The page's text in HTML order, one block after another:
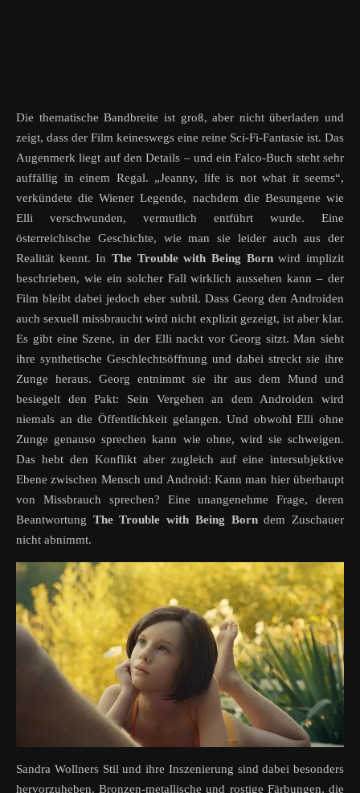
Die thematische Bandbreite ist groß, aber nicht überladen und
zeigt, dass der Film keineswegs eine reine Sci-Fi-Fantasie ist. Das
Augenmerk liegt auf den Details – und ein Falco-Buch steht sehr
auffällig in einem Regal. „Jeanny, life is not what it seems“,
verkündete die Wiener Legende, nachdem die Besungene wie
Elli verschwunden, vermutlich entführt wurde. Eine
österreichische Geschichte, wie man sie leider auch aus der
Realität kennt. In The Trouble with Being Bornwird implizit
beschrieben, wie ein solcher Fall wirklich aussehen kann – der
Film bleibt dabei jedoch eher subtil. Dass Georg den Androiden
auch sexuell missbraucht wird nicht explizit gezeigt, ist aber klar.
Es gibt eine Szene, in der Elli nackt vor Georg sitzt. Man sieht
ihre synthetische Geschlechtsöffnung und dabei streckt sie ihre
Zunge heraus. Georg entnimmt sie ihr aus dem Mund und
besiegelt den Pakt: Sein Vergehen an dem Androiden wird
niemals an die Öffentlichkeit gelangen. Und obwohl Elli ohne
Zunge genauso sprechen kann wie ohne, wird sie schweigen.
Das hebt den Konflikt aber zugleich auf eine intersubjektive
Ebene zwischen Mensch und Android: Kann man hier überhaupt
von Missbrauch sprechen? Eine unangenehme Frage, deren
Beantwortung The Trouble with Being Borndem Zuschauer
nicht abnimmt.
Sandra Wollners Stil und ihre Inszenierung sind dabei besonders
hervorzuheben. Bronzen-metallische und rostige Färbungen, die